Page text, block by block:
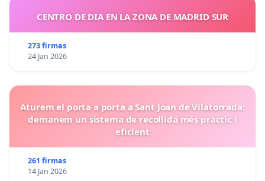
CENTRO DE DIA EN LA ZONA DE MADRID SUR
273 firmas
24 Jan 2026
Aturem el porta a porta a Sant Joan de Vilatorrada:
demanem un sistema de recollida més pràctic i
eficient
261 firmas
14 Jan 2026